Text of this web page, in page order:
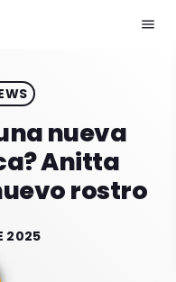
menu
nueva
Anitta
rostro
2025